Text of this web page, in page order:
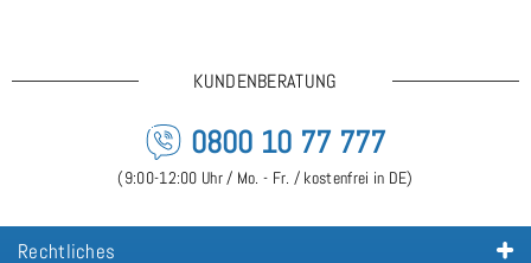
KUNDENBERATUNG
0800 10 77 777
(9:00-12:00 Uhr / Mo. - Fr. / kostenfrei in DE)
Rechtliches